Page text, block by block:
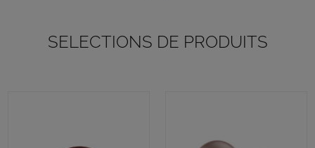
SELECTIONS DE PRODUITS